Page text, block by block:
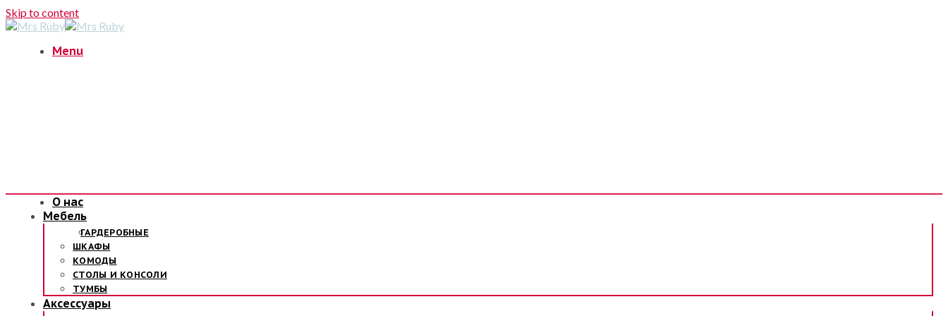
Skip to content
Menu
О нас
Мебель
ГАРДЕРОБНЫЕ
ШКАФЫ
КОМОДЫ
СТОЛЫ И КОНСОЛИ
ТУМБЫ
Аксессуары